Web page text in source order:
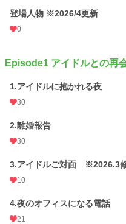
あとは、杏菜ただひとり。
完璧なアイドルが見せる素顔。
ケイタの重すぎるほど一途な愛は
初恋を十年以上こじらせた年下トッ
極上の溺愛シークレットラブストー
※イラストはAI使用
キャラ文芸
登場人物 ※2026/4更新
0
Episode1 アイドルとの再
1.アイドルに抱かれる夜
30
2.離婚報告
30
3.アイドルご対面 ※2026.3
10
4.夜のオフィスになる電話
21